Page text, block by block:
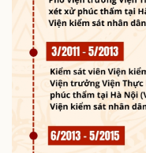
Doanh nghiệp
Thông tin doanh nghiệp
Doanh nghiệp 24h